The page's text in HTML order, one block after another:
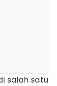
salah satu